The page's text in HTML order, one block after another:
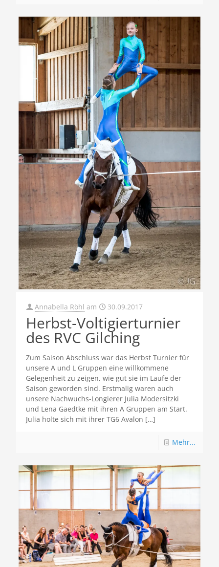
Annabella Röhl am 30.09.2017
Herbst-Voltigierturnier
des RVC Gilching
Zum Saison Abschluss war das Herbst Turnier für
unsere A und L Gruppen eine willkommene
Gelegenheit zu zeigen, wie gut sie im Laufe der
Saison geworden sind. Erstmalig waren auch
unsere Nachwuchs-Longierer Julia Modersitzki
und Lena Gaedtke mit ihren A Gruppen am Start.
Julia holte sich mit ihrer TG6 Avalon […]
Mehr...